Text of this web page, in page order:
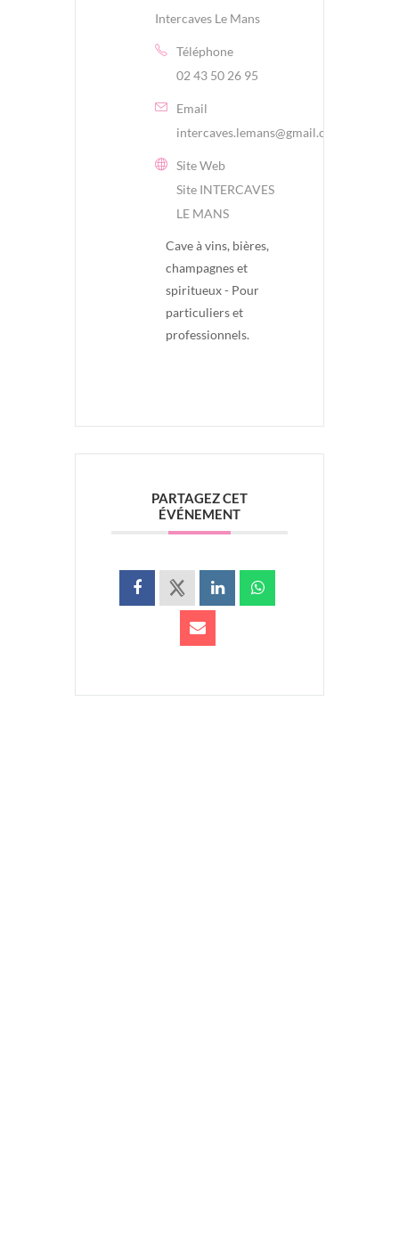
Intercaves Le Mans
Téléphone
02 43 50 26 95
Email
intercaves.lemans@gmail.com
Site Web
Site INTERCAVES
LE MANS
Cave à vins, bières,
champagnes et
spiritueux - Pour
particuliers et
professionnels.
PARTAGEZ CET
ÉVÉNEMENT